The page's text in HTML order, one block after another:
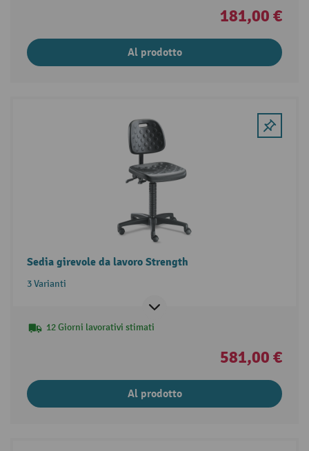
181,00 €
Al prodotto
Sedia girevole da lavoro Strength
3 Varianti
12 Giorni lavorativi stimati
581,00 €
Al prodotto